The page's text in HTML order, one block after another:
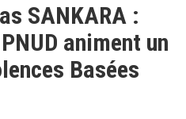
SANKARA :
animent un
Basées